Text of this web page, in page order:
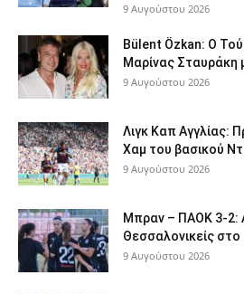
9 Αυγούστου 2026
Bülent Özkan: Ο
Μαρίνας Σταυράκη
9 Αυγούστου 2026
Λιγκ Καπ Αγγλίας:
Χαμ του βασικού
9 Αυγούστου 2026
Μπραν – ΠΑΟΚ 3-2:
Θεσσαλονικείς
9 Αυγούστου 2026